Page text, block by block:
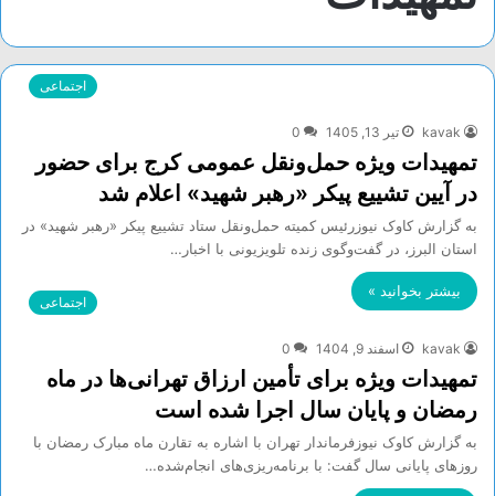
اجتماعی
kavak تیر 13, 1405 0
تمهیدات ویژه حمل‌ونقل عمومی کرج برای حضور
در آیین تشییع پیکر «رهبر شهید» اعلام شد
به گزارش کاوک نیوزرئیس کمیته حمل‌ونقل ستاد تشییع پیکر «رهبر شهید» در
استان البرز، در گفت‌وگوی زنده تلویزیونی با اخبار…
بیشتر بخوانید »
اجتماعی
kavak اسفند 9, 1404 0
تمهیدات ویژه برای تأمین ارزاق تهرانی‌ها در ماه
رمضان و پایان سال اجرا شده است
به گزارش کاوک نیوزفرماندار تهران با اشاره به تقارن ماه مبارک رمضان با
روز‌های پایانی سال گفت: با برنامه‌ریزی‌های انجام‌شده…